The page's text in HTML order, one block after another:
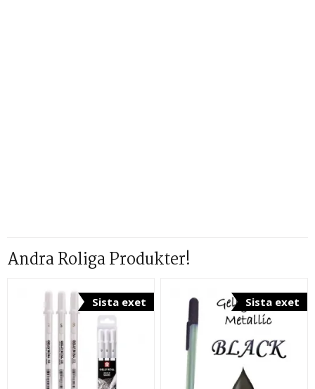
Andra Roliga Produkter!
Sista exet Sista exet